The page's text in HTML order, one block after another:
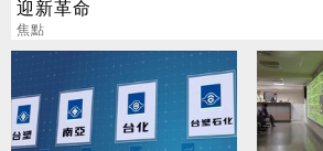
迎新革命
焦點